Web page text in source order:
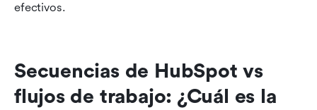
efectivos.
Secuencias de HubSpot vs
flujos de trabajo: ¿Cuál es la